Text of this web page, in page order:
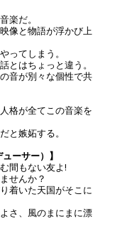
楽だ。
像と物語が浮かび上
ってしまう。
とはちょっと違う。
音が別々な個性で共
格が全てこの音楽を
と嫉妬する。
ーサー）】
間もない友よ!
せんか？
着いた天国がそこに
さ、風のまにまに漂